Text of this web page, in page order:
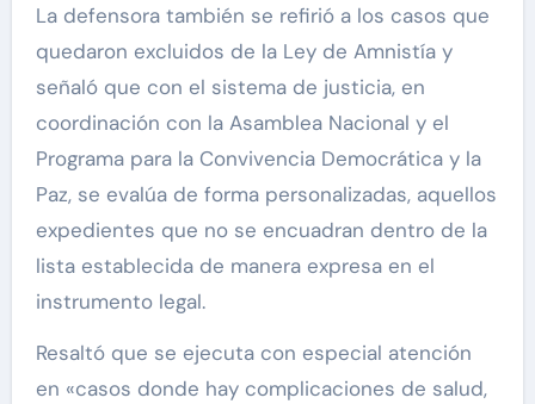
La defensora también se refirió a los casos que
quedaron excluidos de la Ley de Amnistía y
señaló que con el sistema de justicia, en
coordinación con la Asamblea Nacional y el
Programa para la Convivencia Democrática y la
Paz, se evalúa de forma personalizadas, aquellos
expedientes que no se encuadran dentro de la
lista establecida de manera expresa en el
instrumento legal.
Resaltó que se ejecuta con especial atención
en «casos donde hay complicaciones de salud,